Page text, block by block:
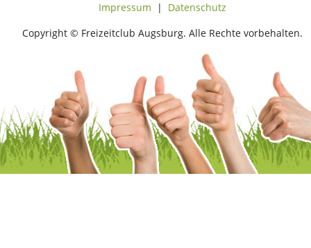
Impressum | Datenschutz
Copyright © Freizeitclub Augsburg. Alle Rechte vorbehalten.